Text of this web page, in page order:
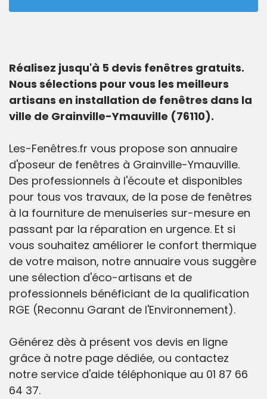
Réalisez jusqu'à 5 devis fenêtres gratuits.
Nous sélections pour vous les meilleurs
artisans en installation de fenêtres dans la
ville de Grainville-Ymauville (76110).
Les-Fenêtres.fr vous propose son annuaire
d'poseur de fenêtres à Grainville-Ymauville.
Des professionnels à l'écoute et disponibles
pour tous vos travaux, de la pose de fenêtres
à la fourniture de menuiseries sur-mesure en
passant par la réparation en urgence. Et si
vous souhaitez améliorer le confort thermique
de votre maison, notre annuaire vous suggère
une sélection d'éco-artisans et de
professionnels bénéficiant de la qualification
RGE (Reconnu Garant de l'Environnement).
Générez dès à présent vos devis en ligne
grâce à notre page dédiée, ou contactez
notre service d'aide téléphonique au 01 87 66
64 37.